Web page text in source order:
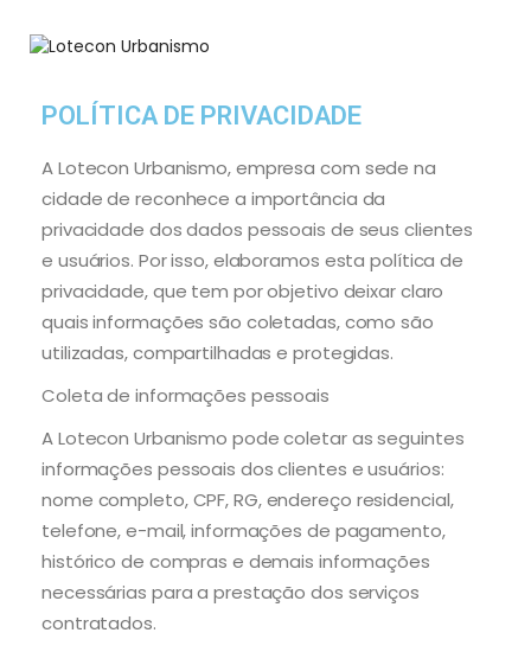
POLÍTICA DE PRIVACIDADE
A Lotecon Urbanismo, empresa com sede na
cidade de reconhece a importância da
privacidade dos dados pessoais de seus clientes
e usuários. Por isso, elaboramos esta política de
privacidade, que tem por objetivo deixar claro
quais informações são coletadas, como são
utilizadas, compartilhadas e protegidas.
Coleta de informações pessoais
A Lotecon Urbanismo pode coletar as seguintes
informações pessoais dos clientes e usuários:
nome completo, CPF, RG, endereço residencial,
telefone, e-mail, informações de pagamento,
histórico de compras e demais informações
necessárias para a prestação dos serviços
contratados.